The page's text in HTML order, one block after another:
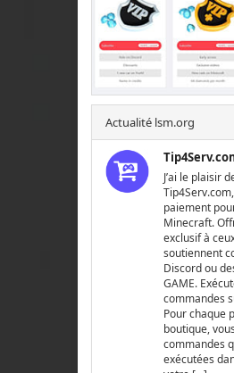
Actualité lsm.org
J’ai le plaisir
paiement
Minecraft.
exclusif à
soutiennent
Discord ou
GAME.
commandes
Pour chaque
boutique,
commandes
exécutées